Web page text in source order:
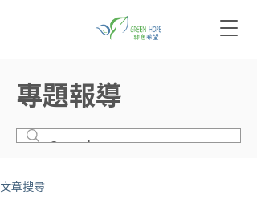
專題報導
文章搜尋